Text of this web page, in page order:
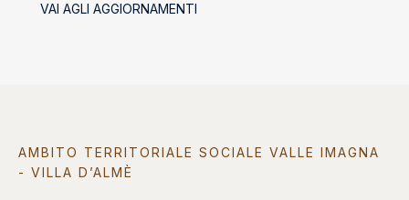
VAI AGLI AGGIORNAMENTI
AMBITO TERRITORIALE SOCIALE VALLE IMAGNA
- VILLA D’ALMÈ